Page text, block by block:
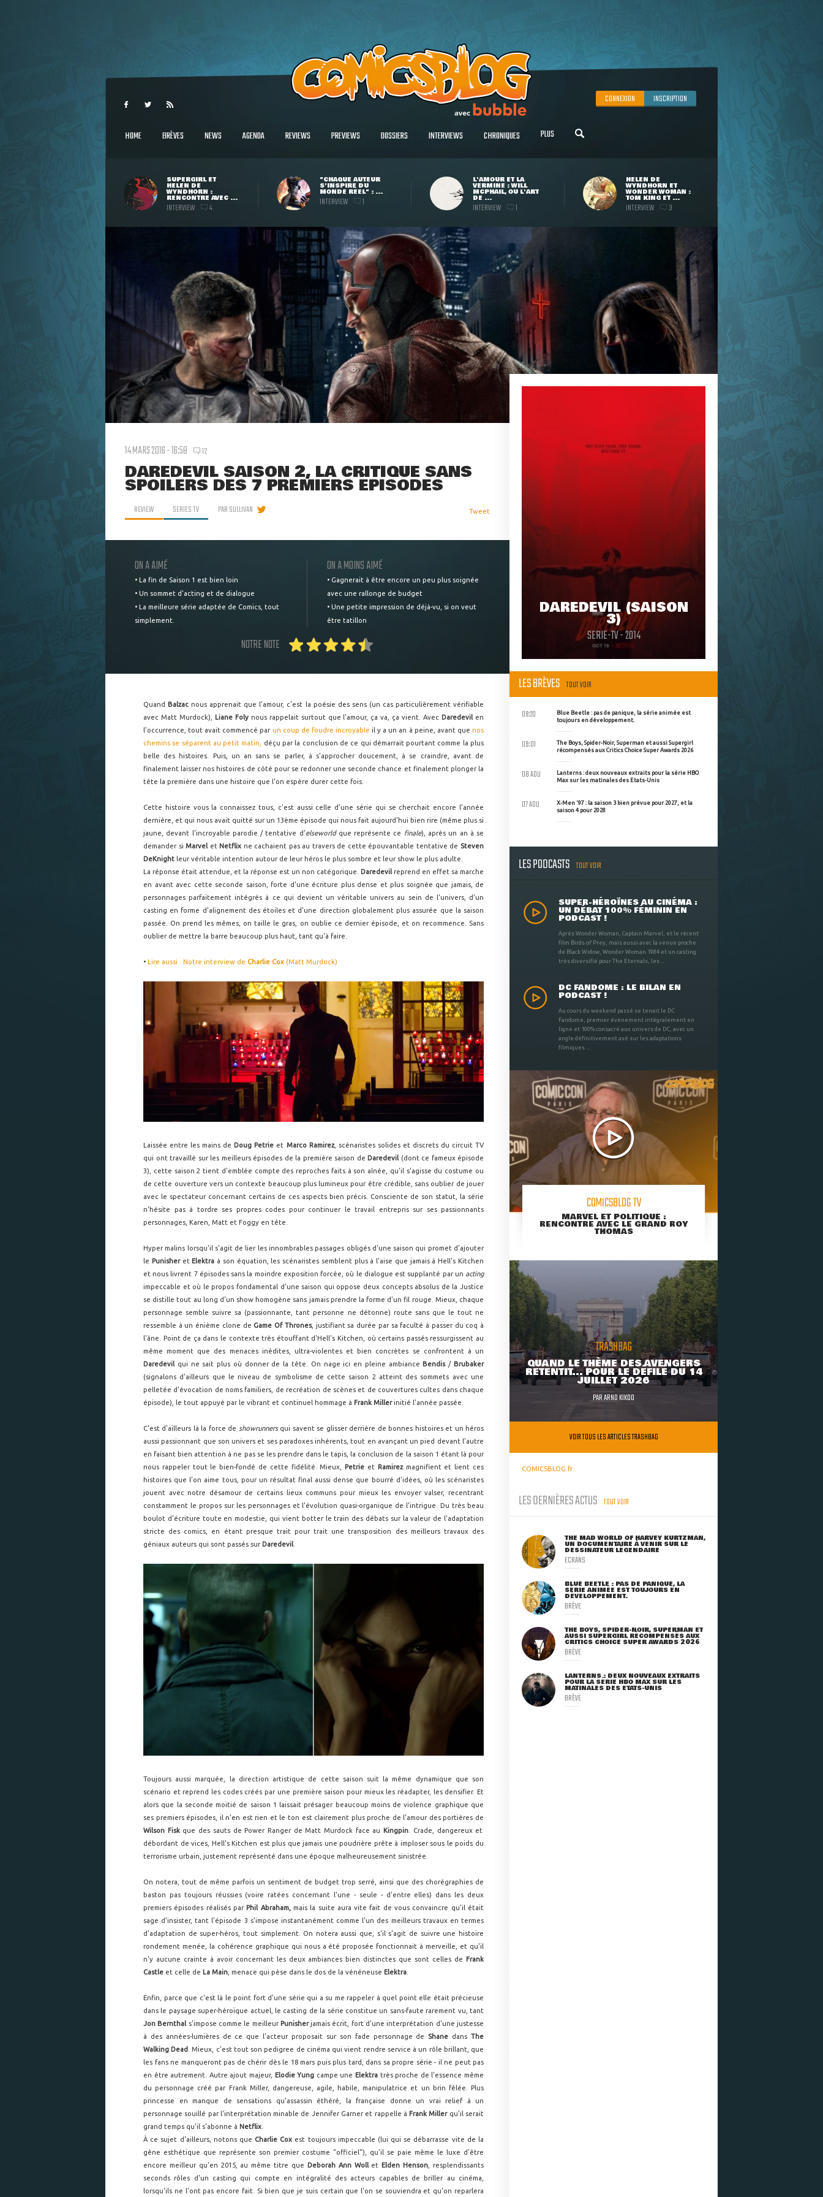
CONNEXION INSCRIPTION
HOME BRÈVES NEWS AGENDA REVIEWS PREVIEWS DOSSIERS INTERVIEWS CHRONIQUES PLUS
SUPERGIRL ET
HELEN DE
WYNDHORN :
RENCONTRE AVEC ...
INTERVIEW 4
"CHAQUE AUTEUR
S'INSPIRE DU
MONDE RÉEL" : ...
INTERVIEW 1
L'AMOUR ET LA
VERMINE : WILL
MCPHAIL, OU L'ART
DE ...
INTERVIEW 1
HELEN DE
WYNDHORN ET
WONDER WOMAN :
TOM KING ET ...
INTERVIEW 3
14 MARS 2016 - 16:58 12
DAREDEVIL SAISON 2, LA CRITIQUE SANS
SPOILERS DES 7 PREMIERS ÉPISODES
REVIEW SERIES TV PARSULLIVAN Tweet
ON A AIMÉ
• La fin de Saison 1 est bien loin
• Un sommet d'acting et de dialogue
• La meilleure série adaptée de Comics, tout
simplement.
ON A MOINS AIMÉ
• Gagnerait à être encore un peu plus soignée
avec une rallonge de budget
• Une petite impression de déjà-vu, si on veut
être tatillon
NOTRE NOTE
Quand Balzac nous apprenait que l'amour, c'est la poésie des sens (un cas particulièrement vérifiable
avec Matt Murdock), Liane Foly nous rappelait surtout que l'amour, ça va, ça vient. Avec Daredevil en
l'occurrence, tout avait commencé par un coup de foudre incroyable il y a un an à peine, avant quenos
chemins se séparent au petit matin,
déçu par la conclusion de ce qui démarrait pourtant comme la plus
belle des histoires. Puis, un an sans se parler, à s'approcher doucement, à se craindre, avant de
finalement laisser nos histoires de côté pour se redonner une seconde chance et finalement plonger la
tête la première dans une histoire que l'on espère durer cette fois.
Cette histoire vous la connaissez tous, c'est aussi celle d'une série qui se cherchait encore l'année
dernière, et qui nous avait quitté sur un 13ème épisode qui nous fait aujourd'hui bien rire (même plus si
jaune, devant l'incroyable parodie / tentative d'elseworld que représente ce finale), après un an à se
demander siMarvel et Netflix ne cachaient pas au travers de cette épouvantable tentative de Steven
DeKnight leur véritable intention autour de leur héros le plus sombre et leur show le plus adulte.
La réponse était attendue, et la réponse est un non catégorique. Daredevil reprend en effet sa marche
en avant avec cette seconde saison, forte d'une écriture plus dense et plus soignée que jamais, de
personnages parfaitement intégrés à ce qui devient un véritable univers au sein de l'univers, d'un
casting en forme d'alignement des étoiles et d'une direction globalement plus assurée que la saison
passée. On prend les mêmes, on taille le gras, on oublie ce dernier épisode, et on recommence. Sans
oublier de mettre la barre beaucoup plus haut, tant qu'à faire.
• Lire aussi : Notre interview de Charlie Cox (Matt Murdock)
Laissée entre les mains de Doug Petrie et Marco Ramirez, scénaristes solides et discrets du circuit TV
qui ont travaillé sur les meilleurs épisodes de la première saison de Daredevil (dont ce fameux épisode
3), cette saison 2 tient d'emblée compte des reproches faits à son aînée, qu'il s'agisse du costume ou
de cette ouverture vers un contexte beaucoup plus lumineux pour être crédible, sans oublier de jouer
avec le spectateur concernant certains de ces aspects bien précis. Consciente de son statut, la série
n'hésite pas à tordre ses propres codes pour continuer le travail entrepris sur ses passionnants
personnages, Karen, Matt et Foggy en tête.
Hyper malins lorsqu'il s'agit de lier les innombrables passages obligés d'une saison qui promet d'ajouter
le Punisheret Elektra à son équation, les scénaristes semblent plus à l'aise que jamais à Hell's Kitchen
et nous livrent 7 épisodes sans la moindre exposition forcée, où le dialogue est supplanté par un acting
impeccable et où le propos fondamental d'une saison qui oppose deux concepts absolus de la Justice
se distille tout au long d'un show homogène sans jamais prendre la forme d'un fil rouge. Mieux, chaque
personnage semble suivre sa (passionnante, tant personne ne détonne) route sans que le tout ne
ressemble à un énième clone de Game Of Thrones, justifiant sa durée par sa faculté à passer du coq à
l'âne. Point de ça dans le contexte très étouffant d'Hell's Kitchen, où certains passés ressurgissent au
même moment que des menaces inédites, ultra-violentes et bien concrètes se confrontent à un
Daredevil qui ne sait plus où donner de la tête. On nage ici en pleine ambiance Bendis/ Brubaker
(signalons d'ailleurs que le niveau de symbolisme de cette saison 2 atteint des sommets avec une
pelletée d'évocation de noms familiers, de recréation de scènes et de couvertures cultes dans chaque
épisode), le tout appuyé par le vibrant et continuel hommage à Frank Millerinitié l'année passée.
C'est d'ailleurs là la force de showrunnersqui savent se glisser derrière de bonnes histoires et un héros
aussi passionnant que son univers et ses paradoxes inhérents, tout en avançant un pied devant l'autre
en faisant bien attention à ne pas se les prendre dans le tapis, la conclusion de la saison 1 étant là pour
nous rappeler tout le bien-fondé de cette fidélité. Mieux, Petrie et Ramirezmagnifient et lient ces
histoires que l'on aime tous, pour un résultat final aussi dense que bourré d'idées, où les scénaristes
jouent avec notre désamour de certains lieux communs pour mieux les envoyer valser, recentrant
constamment le propos sur les personnages et l'évolution quasi-organique de l'intrigue. Du très beau
boulot d'écriture toute en modestie, qui vient botter le train des débats sur la valeur de l'adaptation
stricte des comics, en étant presque trait pour trait une transposition des meilleurs travaux des
géniaux auteurs qui sont passés sur Daredevil
Toujours aussi marquée, la direction artistique de cette saison suit la même dynamique que son
scénario et reprend les codes créés par une première saison pour mieux les réadapter, les densifier. Et
alors que la seconde moitié de saison 1 laissait présager beaucoup moins de violence graphique que
ses premiers épisodes, il n'en est rien et le ton est clairement plus proche de l'amour des portières de
Wilson Fiskque des sauts de Power Ranger de Matt Murdock face au Kingpin . Crade, dangereux et
débordant de vices, Hell's Kitchen est plus que jamais une poudrière prête à imploser sous le poids du
terrorisme urbain, justement représenté dans une époque malheureusement sinistrée.
On notera, tout de même parfois un sentiment de budget trop serré, ainsi que des chorégraphies de
baston pas toujours réussies (voire ratées concernant l'une - seule - d'entre elles) dans les deux
premiers épisodes réalisés par Phil Abraham,mais la suite aura vite fait de vous convaincre qu'il était
sage d'insister, tant l'épisode 3 s'impose instantanément comme l'un des meilleurs travaux en termes
d'adaptation de super-héros, tout simplement. On notera aussi que, s'il s'agit de suivre une histoire
rondement menée, la cohérence graphique qui nous a été proposée fonctionnait à merveille, et qu'il
n'y aucune crainte à avoir concernant les deux ambiances bien distinctes que sont celles de Frank
Castle et celle de La Main , menace qui pèse dans le dos de la vénéneuse Elektra
Enfin, parce que c'est là le point fort d'une série qui a su me rappeler à quel point elle était précieuse
dans le paysage super-héroïque actuel, le casting de la série constitue un sans-faute rarement vu, tant
Jon Bernthal s'impose comme le meilleur Punisherjamais écrit, fort d'une interprétation d'une justesse
à des années-lumières de ce que l'acteur proposait sur son fade personnage de Shane dansThe
Walking Dead
. Mieux, c'est tout son pedigree de cinéma qui vient rendre service à un rôle brillant, que
les fans ne manqueront pas de chérir dès le 18 mars puis plus tard, dans sa propre série - il ne peut pas
en être autrement. Autre ajout majeur, Elodie Yung campe une Elektra très proche de l'essence même
du personnage créé par Frank Miller, dangereuse, agile, habile, manipulatrice et un brin fêlée. Plus
princesse en manque de sensations qu'assassin éthéré, la française donne un vrai relief à un
personnage souillé par l'interprétation minable de Jennifer Garner et rappelle à Frank Millerqu'il serait
grand temps qu'il s'abonne à Netflix
À ce sujet d'ailleurs, notons que Charlie Cox est toujours impeccable (lui qui se débarrasse vite de la
gêne esthétique que représente son premier costume "officiel"), qu'il se paie même le luxe d'être
encore meilleur qu'en 2015, au même titre que Deborah Ann Wollet Elden Henson , resplendissants
seconds rôles d'un casting qui compte en intégralité des acteurs capables de briller au cinéma,
lorsqu'ils ne l'ont pas encore fait. Si bien que je suis certain que l'on se souviendra et qu'on reparlera
DAREDEVIL (SAISON
3)
SERIE-TV - 2014
LES BRÈVES TOUT VOIR
Blue Beetle : pas de panique, la série animée est
toujours en développement.
09:20
The Boys, Spider-Noir, Superman et aussi Supergirl
récompensés aux Critics Choice Super Awards 2026
09:01
Lanterns : deux nouveaux extraits pour la série HBO
Max sur les matinales des Etats-Unis
08 AOU
X-Men '97 : la saison 3 bien prévue pour 2027, et la
saison 4 pour 2028
07 AOU
LES PODCASTS TOUT VOIR
SUPER-HÉROÏNES AU CINÉMA :
UN DÉBAT 100% FÉMININ EN
PODCAST !
Après Wonder Woman, Captain Marvel, et le récent
film Birds of Prey, mais aussi avec la venue proche
de Black Widow, Wonder Woman 1984 et un casting
très diversifié pour The Eternals, les ...
DC FANDOME : LE BILAN EN
PODCAST !
Au cours du weekend passé se tenait le DC
Fandome, premier évènement intégralement en
ligne et 100% consacré aux univers de DC, avec un
angle définitivement axé sur les adaptations
filmiques ...
COMICSBLOG TV
MARVEL ET POLITIQUE :
RENCONTRE AVEC LE GRAND ROY
THOMAS
TRASHBAG
QUAND LE THÈME DES AVENGERS
RETENTIT... POUR LE DÉFILÉ DU 14
JUILLET 2026
PARARNO KIKOO
VOIR TOUS LES ARTICLES TRASHBAG
COMICSBLOG.fr
LES DERNIÈRES ACTUS TOUT VOIR
THE MAD WORLD OF HARVEY KURTZMAN,
UN DOCUMENTAIRE À VENIR SUR LE
DESSINATEUR LÉGENDAIRE
ECRANS
BLUE BEETLE : PAS DE PANIQUE, LA
SÉRIE ANIMÉE EST TOUJOURS EN
DÉVELOPPEMENT.
BRÈVE
THE BOYS, SPIDER-NOIR, SUPERMAN ET
AUSSI SUPERGIRL RÉCOMPENSÉS AUX
CRITICS CHOICE SUPER AWARDS 2026
BRÈVE
LANTERNS : DEUX NOUVEAUX EXTRAITS
POUR LA SÉRIE HBO MAX SUR LES
MATINALES DES ETATS-UNIS
BRÈVE